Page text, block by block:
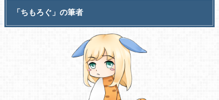
「ちもろぐ」の筆者